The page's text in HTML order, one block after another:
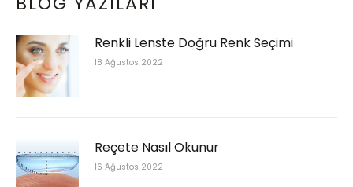
Renkli Lenste Doğru Renk Seçimi
18 Ağustos 2022
Reçete Nasıl Okunur
16 Ağustos 2022